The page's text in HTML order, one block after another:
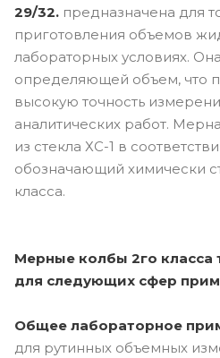
29/32. предназначена для
приготовления объемов
лабораторных условиях.
определяющей объем, что
высокую точность
аналитических работ.
из стекла ХС-1 в
обозначающий химически
класса.
Мерные колбы 2го класса
для следующих сфер
Общее лабораторное
для рутинных объемных